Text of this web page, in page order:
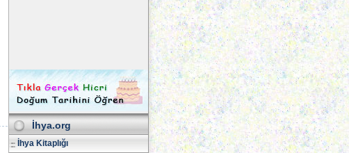
İhya.org
İhya Kitaplığı